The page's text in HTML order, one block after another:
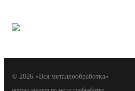
© 2026 «Вся металлообработка»